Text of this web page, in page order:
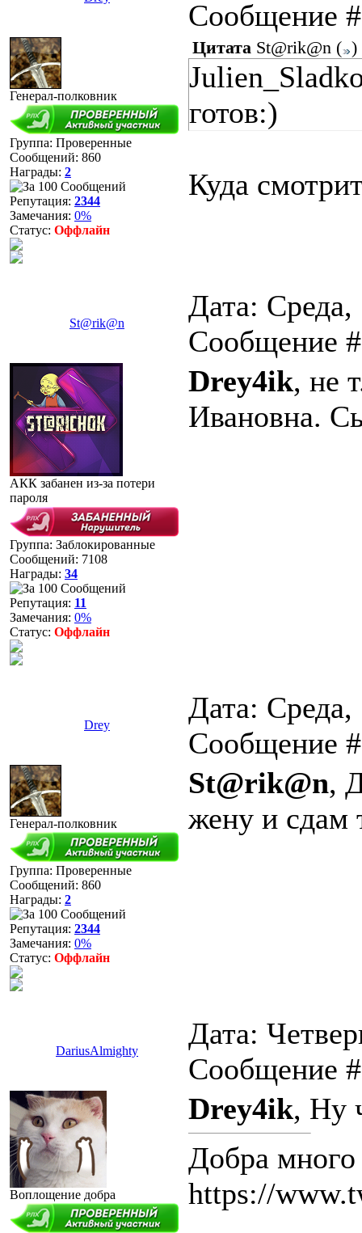
Сообщение
Генерал-полковник
Группа: Проверенные
Сообщений: 860
Награды: 2
Репутация: 2344
Замечания: 0%
Статус: Оффлайн
Цитата St@rik@n ( )
готов:)
Куда
St@rik@n
Дата:
Сообщение
АКК забанен из-за потери
пароля
Группа: Заблокированные
Сообщений: 7108
Награды: 34
Репутация: 11
Замечания: 0%
Статус: Оффлайн
Drey4ik, не
Ивановна.
Drey
Дата:
Сообщение
Генерал-полковник
Группа: Проверенные
Сообщений: 860
Награды: 2
Репутация: 2344
Замечания: 0%
Статус: Оффлайн
St@rik@n,
жену и сдам
DariusAlmighty
Дата:
Сообщение
Воплощение добра
Drey4ik, Ну
Добра
https://